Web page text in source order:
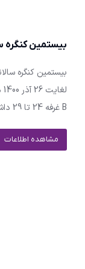
بیستمین کنگره
B غرفه 24 تا 29 داشته باشیم
مشاهده اطلاعات